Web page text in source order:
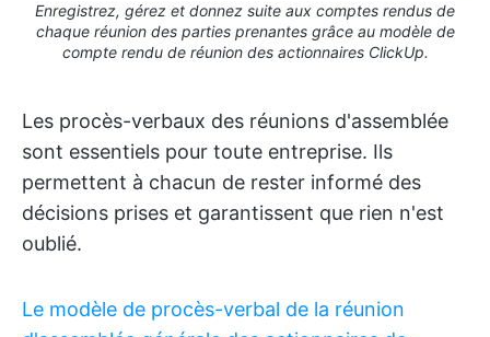
Enregistrez, gérez et donnez suite aux comptes rendus de
chaque réunion des parties prenantes grâce au modèle de
compte rendu de réunion des actionnaires ClickUp.
Les procès-verbaux des réunions d'assemblée
sont essentiels pour toute entreprise. Ils
permettent à chacun de rester informé des
décisions prises et garantissent que rien n'est
oublié.
Le modèle de procès-verbal de la réunion